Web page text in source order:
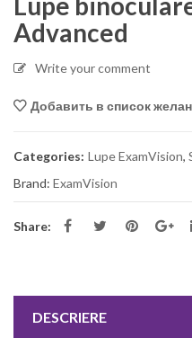
Advanced
Write your comment
Добавить в список
Categories: Lupe ExamVision,
Brand: ExamVision
Share:
DESCRIERE